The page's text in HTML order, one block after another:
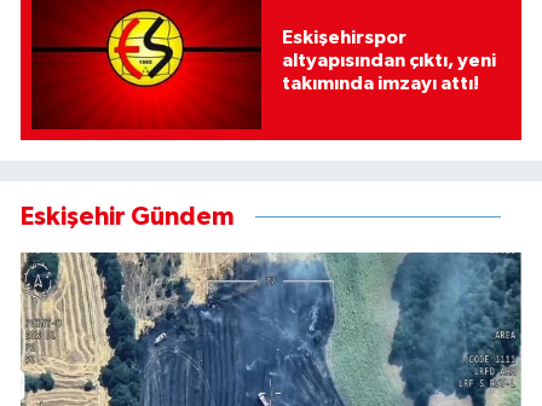
Eskişehirspor
altyapısından çıktı, yeni
takımında imzayı attı!
Eskişehir Gündem